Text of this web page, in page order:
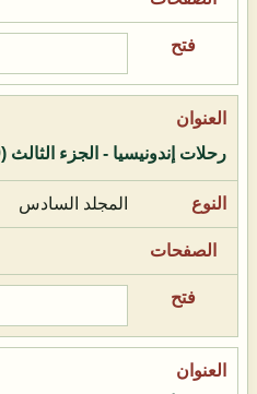
رحلات إندونيسيا - الجزء الثالث (1419هـ - 1989م)
المجلد السادس